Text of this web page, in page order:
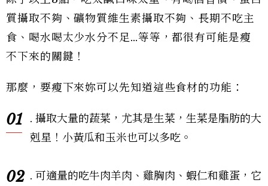
質攝取不夠、礦物質維生素攝取不夠、長期不吃主
食、喝水喝太少水分不足…等等，都很有可能是瘦
不下來的關鍵！
那麼，要瘦下來妳可以先知道這些食材的功能：
01
. 攝取大量的蔬菜，尤其是生菜，生菜是脂肪的大
剋星！小黃瓜和玉米也可以多吃。
02 . 可適量的吃牛肉羊肉、雞胸肉、蝦仁和雞蛋，它